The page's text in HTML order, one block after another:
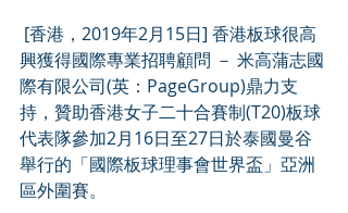
興獲得國際專業招聘顧問 － 米高蒲志國
際有限公司(英：PageGroup)鼎力支
持，贊助香港女子二十合賽制(T20)板球
代表隊參加2月16日至27日於泰國曼谷
舉行的「國際板球理事會世界盃」亞洲
區外圍賽。